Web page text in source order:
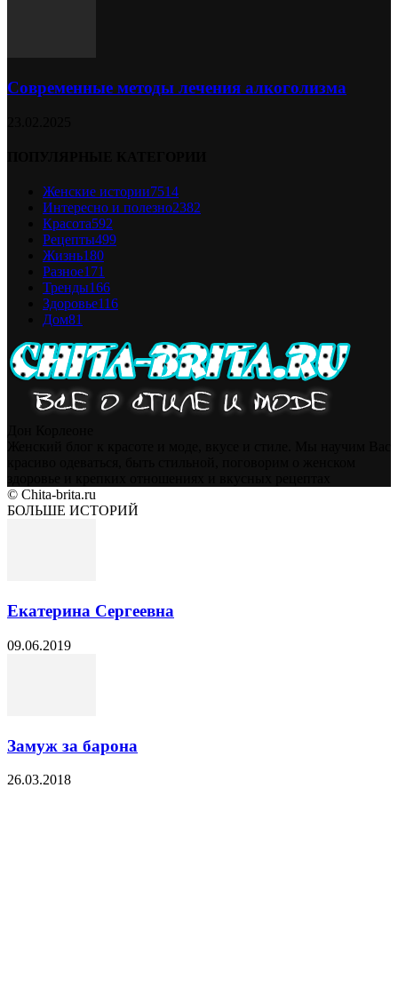
Современные методы лечения алкоголизма
Женские истории7514
Интересно и полезно2382
Красота592
Рецепты499
Жизнь180
Разное171
Тренды166
Здоровье116
Дом81
© Chita-brita.ru
БОЛЬШЕ ИСТОРИЙ
Екатерина Сергеевна
09.06.2019
Замуж за барона
26.03.2018